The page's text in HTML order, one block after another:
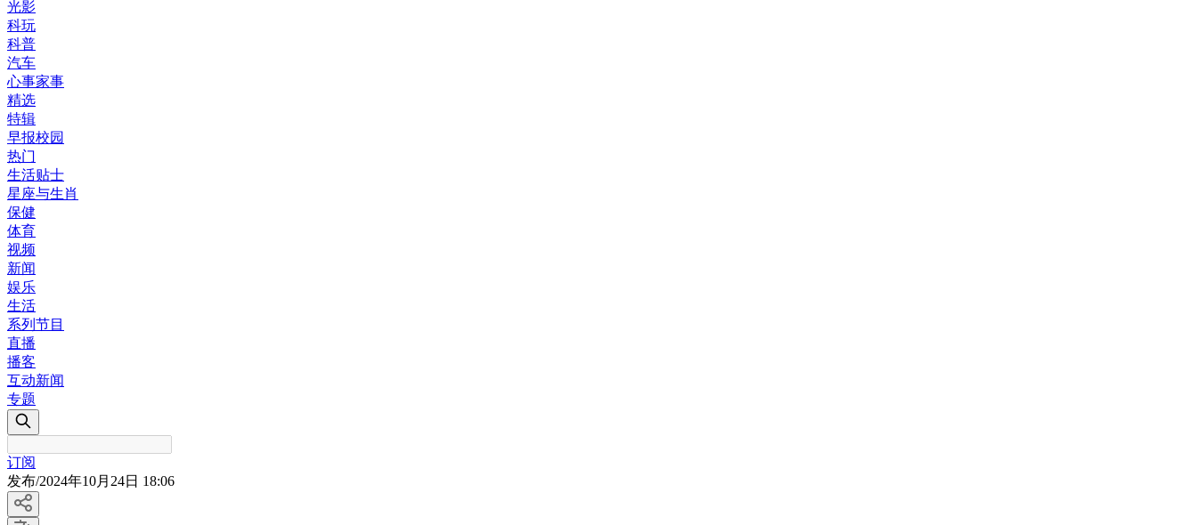
光影
科玩
科普
汽车
心事家事
精选
特辑
早报校园
热门
生活贴士
星座与生肖
保健
体育
视频
新闻
娱乐
生活
系列节目
直播
播客
互动新闻
专题
订阅
发布/2024年10月24日 18:06